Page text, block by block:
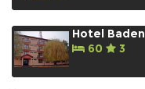
Hotel Baden
60
3